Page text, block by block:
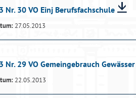
Nr. 30 VO Einj Berufsfachschule
27.05.2013
Nr. 29 VO Gemeingebrauch Gewässer
22.05.2013